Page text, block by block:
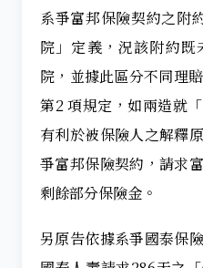
系爭富邦保險契約之附
院」定義，況該附約
院，並據此區分不同理
第2 項規定，如兩造就
有利於被保險人之解釋
爭富邦保險契約，請求
剩餘部分保險金。
另原告依據系爭國泰保